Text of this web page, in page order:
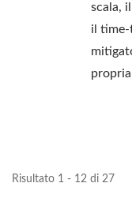
scala,
il
Risultato 1 - 12 di 27